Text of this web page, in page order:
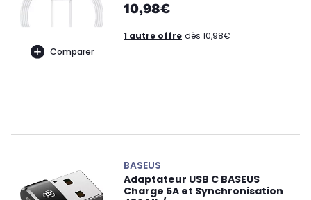
Comparer
10,98€
1 autre offre dès 10,98€
BASEUS
Adaptateur USB C BASEUS
Charge 5A et Synchronisation